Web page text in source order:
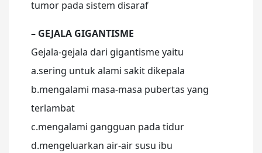
tumor pada sistem disaraf
– GEJALA GIGANTISME
Gejala-gejala dari gigantisme yaitu
a.sering untuk alami sakit dikepala
b.mengalami masa-masa pubertas yang
terlambat
c.mengalami gangguan pada tidur
d.mengeluarkan air-air susu ibu